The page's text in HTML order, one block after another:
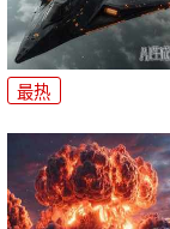
最热